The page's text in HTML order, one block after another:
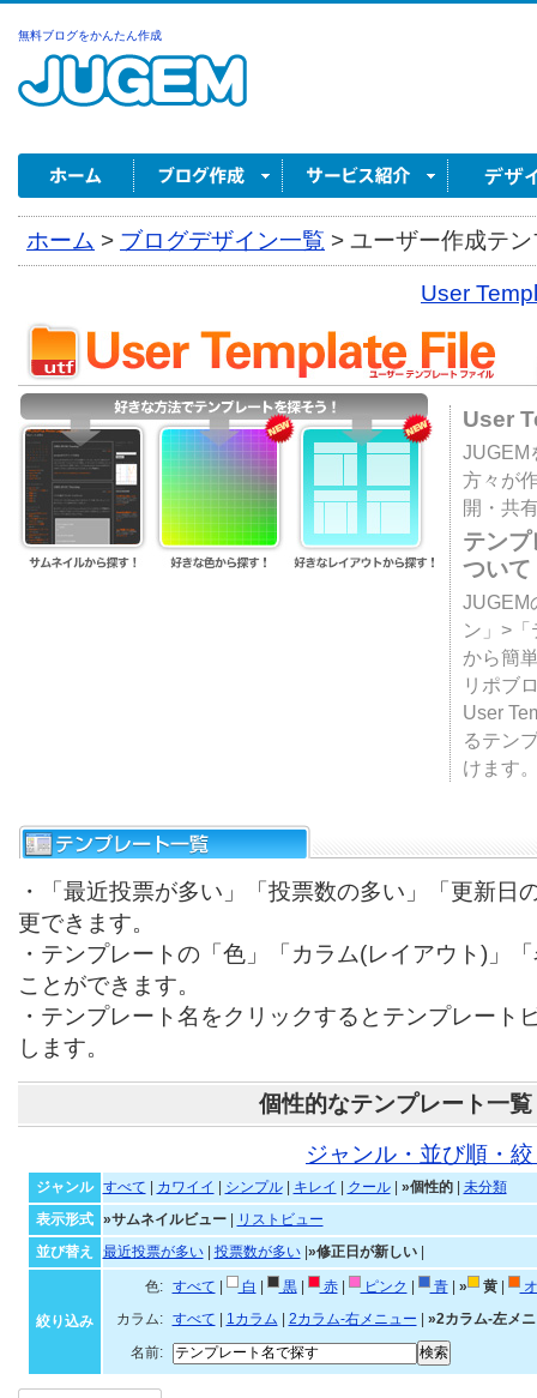
無料ブログをかんたん作成
ホーム > ブログデザイン一覧 > ユーザー作成テ
User
User
JUGEM
方々が
開・共
テン
ついて
JUGEM
ン」>
から簡
リポブ
User
るテン
けます
・「最近投票が多い」「投票数の多い」「更新日
更できます。
・テンプレートの「色」「カラム(レイアウト)」
ことができます。
・テンプレート名をクリックするとテンプレート
します。
個性的なテンプレート一覧
ジャンル・並び順・
ジャンル すべて カワイイ シンプル| キレイ クール| »個性的| 未分類
表示形式
»サムネイルビュー|
リストビュー
並び替え
最近投票が多い| 投票数が多い| »修正日が新しい|
絞り込み
色: すべて 白 黒| 赤| ピンク 青| » 黄|
カラム:
すべて 1カラム 2カラム-右メニュー
»2カラム-左メ
名前: